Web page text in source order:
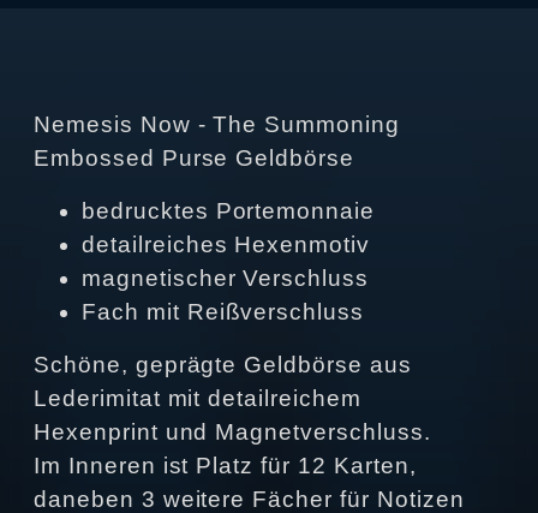
Nemesis Now - The Summoning
Embossed Purse Geldbörse
bedrucktes Portemonnaie
detailreiches Hexenmotiv
magnetischer Verschluss
Fach mit Reißverschluss
Schöne, geprägte Geldbörse aus
Lederimitat mit detailreichem
Hexenprint und Magnetverschluss.
Im Inneren ist Platz für 12 Karten,
daneben 3 weitere Fächer für Notizen